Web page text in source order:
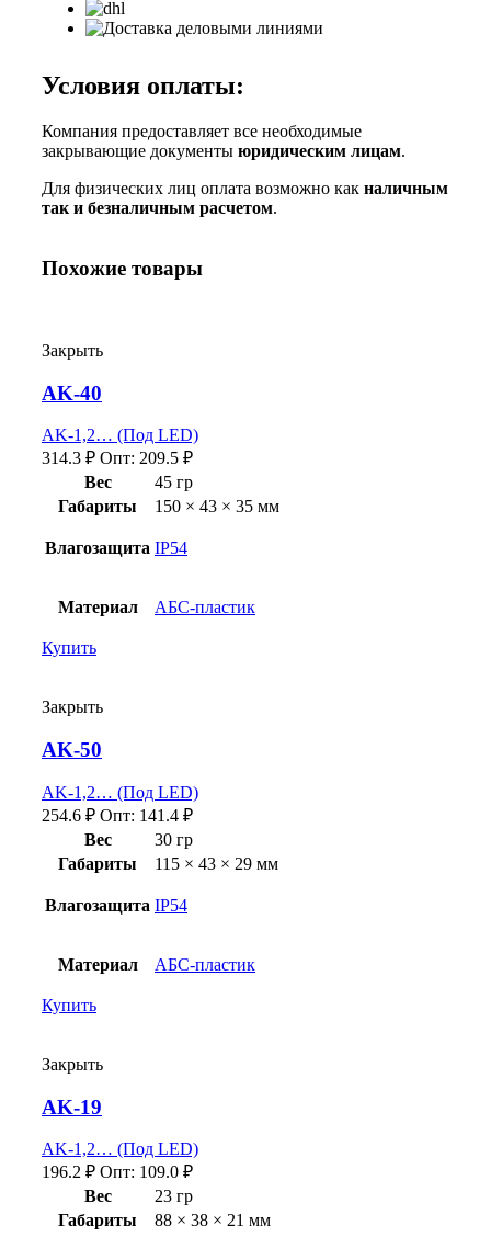
Условия оплаты:
Компания предоставляет все необходимые
закрывающие документы юридическим лицам.
Для физических лиц оплата возможно как наличным
так и безналичным расчетом.
Похожие товары
Закрыть
AK-40
AK-1,2… (Под LED)
314.3 ₽ Опт: 209.5 ₽
Вес
45 гр
Габариты
150 × 43 × 35 мм
Влагозащита IP54
Материал АБС-пластик
Купить
Закрыть
AK-50
AK-1,2… (Под LED)
254.6 ₽ Опт: 141.4 ₽
Вес
30 гр
Габариты
115 × 43 × 29 мм
Влагозащита IP54
Материал АБС-пластик
Купить
Закрыть
AK-19
AK-1,2… (Под LED)
196.2 ₽ Опт: 109.0 ₽
Вес
23 гр
Габариты
88 × 38 × 21 мм